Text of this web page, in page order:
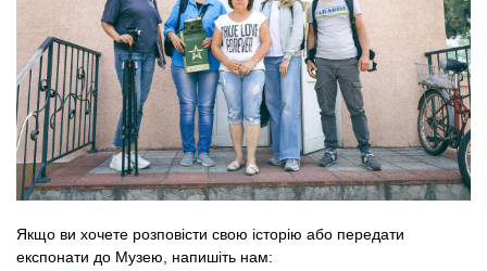
Якщо ви хочете розповісти свою історію або передати